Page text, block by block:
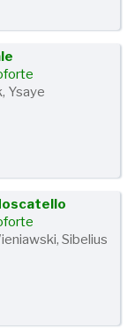
Ysaye
Sibelius